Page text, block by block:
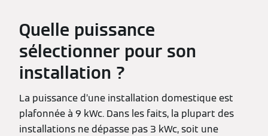
Quelle puissance
sélectionner pour son
installation ?
La puissance d’une installation domestique est
plafonnée à 9 kWc. Dans les faits, la plupart des
installations ne dépasse pas 3 kWc, soit une